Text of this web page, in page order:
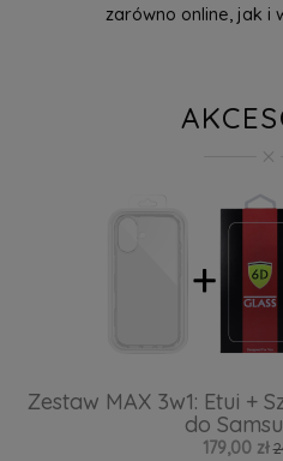
zarówno online, jak i
Zestaw MAX 3w1: Etui +
do
179,00 zł